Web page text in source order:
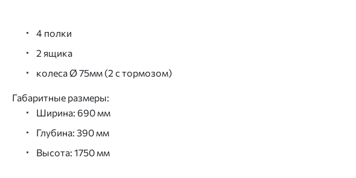
4 полки
2 ящика
колеса Ø 75мм (2 с тормозом)
Габаритные размеры:
Ширина: 690 мм
Глубина: 390 мм
Высота: 1750 мм